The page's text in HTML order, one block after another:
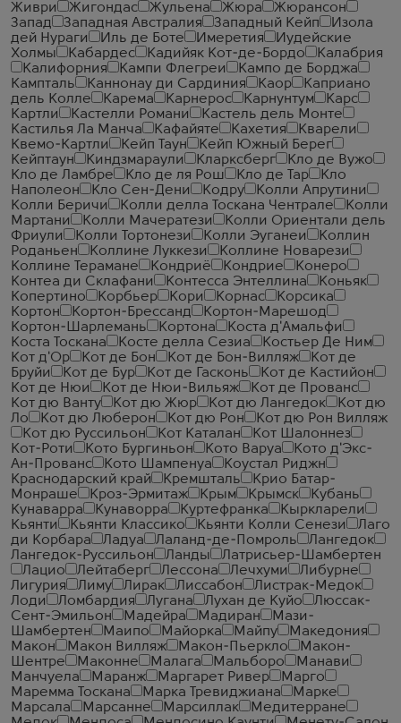
Живри
Жигондас Жульена Жюра
Жюрансон
Запад
Западная Австралия Западный Кейп
Изола
дей Нураги
Иль де Боте Имеретия
Иудейские
Холмы
Кабардес Кадийяк Кот-де-Бордо
Калабрия
Калифорния
Кампи Флегреи
Кампо де Борджа
Кампталь
Каннонау ди Сардиния Каор
Каприано
дель Колле
Карема Карнерос Карнунтум
Карс
Картли
Кастелли Романи
Кастель дель Монте
Кастилья Ла Манча
Кафайяте Кахетия
Кварели
Квемо-Картли
Кейп Таун
Кейп Южный Берег
Кейптаун
Киндзмараули Кларксберг
Кло де Вужо
Кло де Ламбре
Кло де ля Рош Кло де Тар
Кло
Наполеон
Кло Сен-Дени Кодру
Колли Апрутини
Колли Беричи
Колли делла Тоскана Чентрале
Колли
Мартани
Колли Мачератези
Колли Ориентали дель
Фриули
Колли Тортонези Колли Эуганеи
Коллин
Роданьен
Коллине Луккези
Коллине Новарези
Коллине Терамане
Кондриё Кондрие
Конеро
Контеа ди Склафани
Контесса Энтеллина
Коньяк
Копертино
Корбьер Кори Корнас
Корсика
Кортон
Кортон-Брессанд
Кортон-Марешод
Кортон-Шарлемань
Кортона
Коста д'Амальфи
Коста Тоскана
Косте делла Сезиа
Костьер Де Ним
Кот д'Ор
Кот де Бон Кот де Бон-Вилляж
Кот де
Бруйи
Кот де Бур Кот де Гасконь
Кот де Кастийон
Кот де Нюи
Кот де Нюи-Вильяж
Кот де Прованс
Кот дю Ванту
Кот дю Жюр Кот дю Лангедок
Кот дю
Ло
Кот дю Люберон Кот дю Рон
Кот дю Рон Вилляж
Кот дю Руссильон
Кот Каталан
Кот Шалоннез
Кот-Роти
Кото Бургиньон Кото Варуа
Кото д'Экс-
Ан-Прованс
Кото Шампенуа
Коустал Риджн
Краснодарский край
Кремшталь
Крио Батар-
Монраше
Кроз-Эрмитаж Крым Крымск
Кубань
Кунаварра
Кунаворра Куртефранка
Кыркларели
Кьянти
Кьянти Классико Кьянти Колли Сенези
Лаго
ди Корбара
Ладуа Лаланд-де-Помроль
Лангедок
Лангедок-Руссильон
Ланды
Латрисьер-Шамбертен
Лацио
Лейтаберг Лессона Лечхуми
Либурне
Лигурия
Лиму Лирак Лиссабон
Листрак-Медок
Лоди
Ломбардия Лугана Лухан де Куйо
Люссак-
Сент-Эмильон
Мадейра Мадиран
Мази-
Шамбертен
Маипо Майорка Майпу
Македония
Макон
Макон Вилляж Макон-Пьеркло
Макон-
Шентре
Маконне Малага Мальборо
Манави
Манчуела
Маранж Маргарет Ривер
Марго
Маремма Тоскана
Марка Тревиджиана
Марке
Марсала
Марсанне Марсиллак
Медитерране